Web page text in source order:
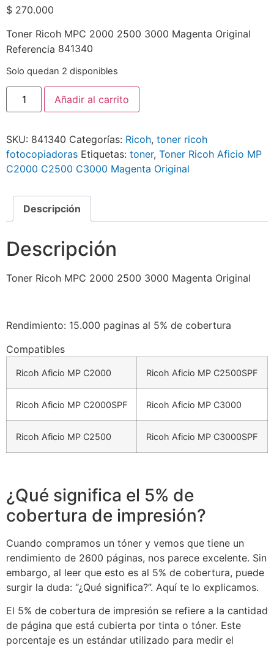
$ 270.000
Toner Ricoh MPC 2000 2500 3000 Magenta Original
Referencia 841340
Solo quedan 2 disponibles
Añadir al carrito
SKU: 841340 Categorías: Ricoh, toner ricoh
fotocopiadoras Etiquetas: toner, Toner Ricoh Aficio MP
C2000 C2500 C3000 Magenta Original
Descripción
Descripción
Toner Ricoh MPC 2000 2500 3000 Magenta Original
Rendimiento: 15.000 paginas al 5% de cobertura
Compatibles
Ricoh Aficio MP C2000 Ricoh Aficio MP C2500SPF
Ricoh Aficio MP C2000SPF Ricoh Aficio MP C3000
Ricoh Aficio MP C2500 Ricoh Aficio MP C3000SPF
¿Qué significa el 5% de
cobertura de impresión?
Cuando compramos un tóner y vemos que tiene un
rendimiento de 2600 páginas, nos parece excelente. Sin
embargo, al leer que esto es al 5% de cobertura, puede
surgir la duda: “¿Qué significa?”. Aquí te lo explicamos.
El 5% de cobertura de impresión se refiere a la cantidad
de página que está cubierta por tinta o tóner. Este
porcentaje es un estándar utilizado para medir el